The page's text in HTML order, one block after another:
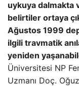
uykuya dalmakta
belirtiler ortaya
Ağustos 1999
ilgili travmatik
yeniden
Üniversitesi NP
Uzmanı Doç.